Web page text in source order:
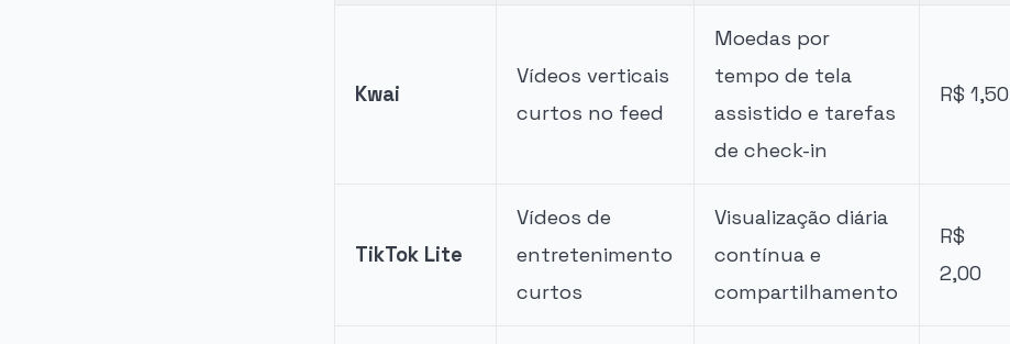
Kwai
Vídeos verticais
curtos no feed
Moedas por
tempo de tela
assistido e tarefas
de check-in
R$ 1,50
TikTok Lite
Vídeos de
entretenimento
curtos
Visualização diária
contínua e
compartilhamento
R$
2,00